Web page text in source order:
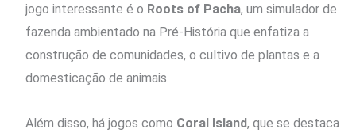
jogo interessante é o Roots of Pacha, um simulador de
fazenda ambientado na Pré-História que enfatiza a
construção de comunidades, o cultivo de plantas e a
domesticação de animais.
Além disso, há jogos como Coral Island, que se destaca